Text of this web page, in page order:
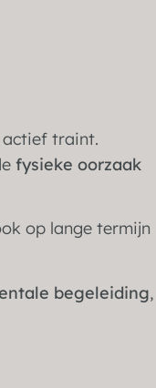
traint.
fysieke oorzaak
op lange termijn
begeleiding,